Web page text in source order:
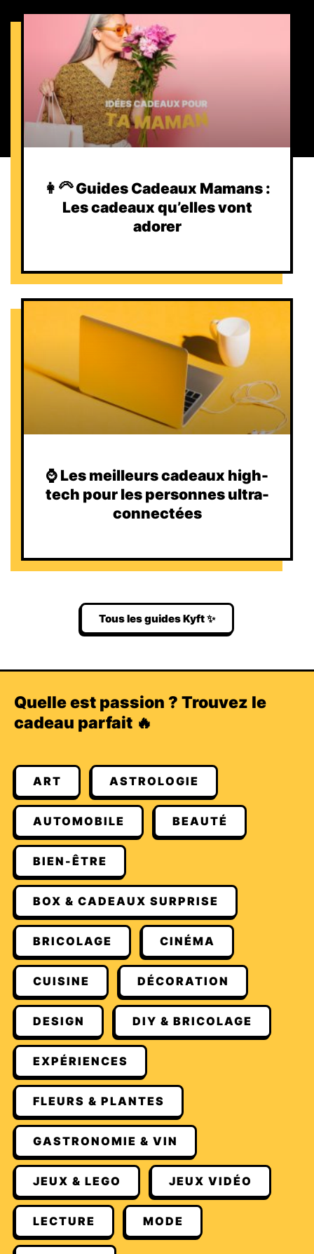
👩‍🦳 Guides Cadeaux Mamans :
Les cadeaux qu’elles vont
adorer
⌚️ Les meilleurs cadeaux high-
tech pour les personnes ultra-
connectées
Tous les guides Kyft ✨
Quelle est passion ? Trouvez le
cadeau parfait 🔥
ART ASTROLOGIE
AUTOMOBILE BEAUTÉ
BIEN-ÊTRE
BOX & CADEAUX SURPRISE
BRICOLAGE CINÉMA
CUISINE DÉCORATION
DESIGN DIY & BRICOLAGE
EXPÉRIENCES
FLEURS & PLANTES
GASTRONOMIE & VIN
JEUX & LEGO JEUX VIDÉO
LECTURE MODE